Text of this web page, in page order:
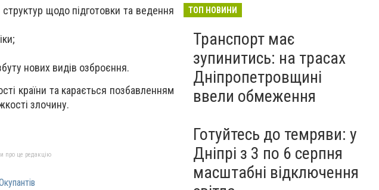
щодо підготовки та ведення
нових видів озброєння.
країни та карається позбавленням
злочину.
про це редакцію
ТОП НОВИНИ
Транспорт має
зупинитись: на трасах
Дніпропетровщині
ввели обмеження
Готуйтесь до темряви: у
Дніпрі з 3 по 6 серпня
масштабні відключення